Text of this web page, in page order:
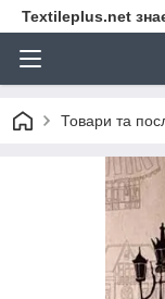
Textileplus.net
Товари та